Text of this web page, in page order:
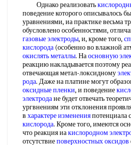
Однако реализовать
поведение которого описывалось
уравнениями, иа практике весьма
обусловлено особенностями,
газовые электроды, и, кроме того,
кислорода (особенно во влажной
окислять металлы. Наосновную
реакцию накладывается поэтому
отвечающая метал-локсидному
рода. Даже на платине могут
оксидные пленки, и поведение
электродане будет отвечать
ургвнениям эти отклонения
в характере измененияпотенциала с
кислорода. Кроме того, имеются
что реакция иакислородном
отсутствиеповерхностных оксидов